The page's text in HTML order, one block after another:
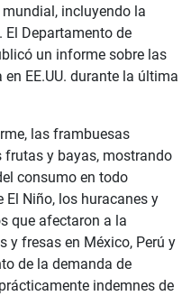
incluyendo la
El Departamento de
un informe sobre las
EE.UU. durante la última
las frambuesas
y bayas, mostrando
consumo en todo
El Niño, los huracanes y
que afectaron a la
y fresas en México, Perú y
de la demanda de
indemnes de